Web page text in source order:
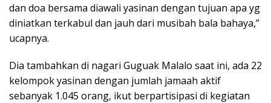
dan doa bersama diawali yasinan dengan tujuan apa yg
diniatkan terkabul dan jauh dari musibah bala bahaya,”
ucapnya.
Dia tambahkan di nagari Guguak Malalo saat ini, ada 22
kelompok yasinan dengan jumlah jamaah aktif
sebanyak 1.045 orang, ikut berpartisipasi di kegiatan